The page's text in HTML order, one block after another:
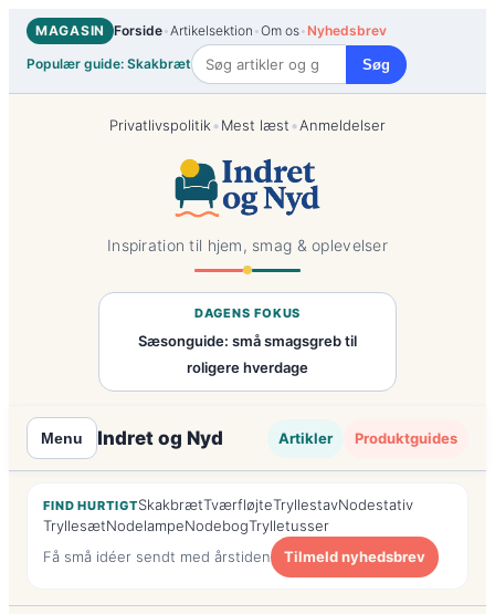
Spring
indhold
MAGASIN Forside•Artikelsektion •Om os• Nyhedsbrev
Populær guide: Skakbræt
Søg
Privatlivspolitik•Mest læst•Anmeldelser
Inspiration til hjem, smag & oplevelser
DAGENS FOKUS
Sæsonguide: små smagsgreb til
roligere hverdage
Menu Indret og Nyd Artikler Produktguides
FIND HURTIGTSkakbrætTværfløjteTryllestavNodestativ
TryllesætNodelampeNodebogTrylletusser
Få små idéer sendt med årstiden
Tilmeld nyhedsbrev